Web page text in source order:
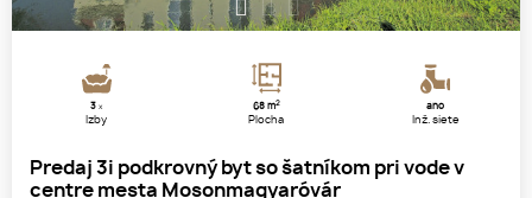
1 2 3
3x
Izby
68 m2
Plocha
áno
Inž. siete
Predaj 3i podkrovný byt so šatníkom pri vode v
centre mesta Mosonmagyaróvár